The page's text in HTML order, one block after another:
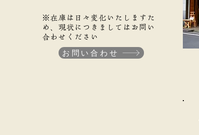
※在庫は日々変化いたしますた
め、現状につきましてはお問い
合わせください
お問い合わせ